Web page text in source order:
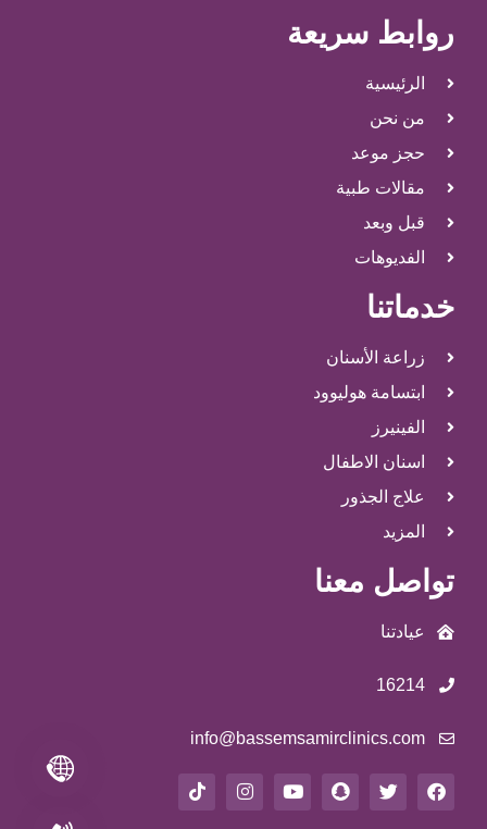
روابط سريعة
الرئيسية
من نحن
حجز موعد
مقالات طبية
قبل وبعد
الفديوهات
خدماتنا
زراعة الأسنان
ابتسامة هوليوود
الفينيرز
اسنان الاطفال
علاج الجذور
المزيد
تواصل معنا
عيادتنا
16214
info@bassemsamirclinics.com